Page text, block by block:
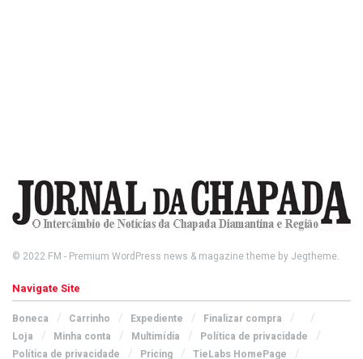
© 2022 FM - Premium WordPress news & magazine theme by Jegtheme.
Navigate Site
Boneca Carrinho Expediente
Finalizar compra
Loja
Minha conta Multimídia
Política de privacidade
Política de privacidade
Pricing TieLabs HomePage